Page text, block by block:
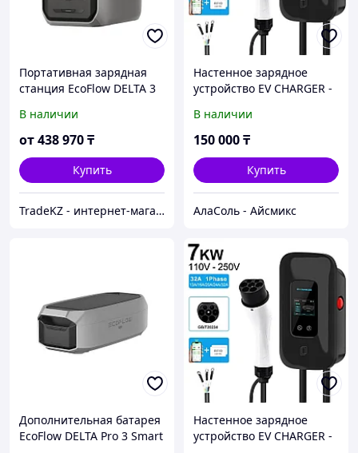
Портативная зарядная
станция EcoFlow DELTA 3
В наличии
от438 970₸
Купить
TradeKZ - интернет-магазин
Настенное зарядное
устройство EV CHARGER -
220В 8А-32А 1 фаза
В наличии
150 000₸
Купить
АлаСоль - Айсмикс
Дополнительная батарея
EcoFlow DELTA Pro 3 Smart
Настенное зарядное
устройство EV CHARGER -